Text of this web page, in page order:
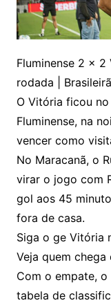
Fluminense 2 x 2
rodada |
O Vitória ficou
Fluminense, na
vencer como
No Maracanã, o
virar o jogo com
gol aos 45
fora de casa.
Siga o ge Vitória
Veja quem
Com o empate,
tabela de